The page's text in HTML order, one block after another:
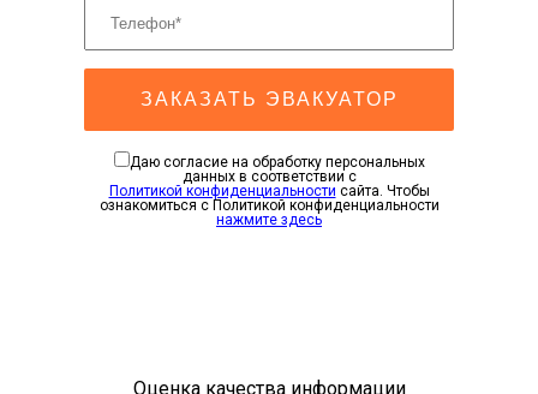
ЗАКАЗАТЬ ЭВАКУАТОР
Даю согласие на обработку персональных
данных в соответствии с
Политикой конфиденциальности сайта. Чтобы
ознакомиться с Политикой конфиденциальности
нажмите здесь
Оценка качества информации